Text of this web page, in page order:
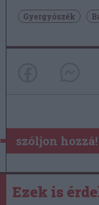
Gyergyószék
szóljon hozzá!
Ezek is